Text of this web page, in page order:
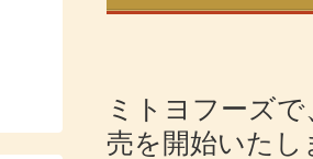
ミトヨフーズ
売を開始いたし